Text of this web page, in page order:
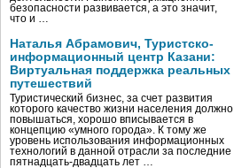
безопасности развивается, а это значит,
что и …
Наталья Абрамович, Туристско-
информационный центр Казани:
Виртуальная поддержка реальных
путешествий
Туристический бизнес, за счет развития
которого качество жизни населения должно
повышаться, хорошо вписывается в
концепцию «умного города». К тому же
уровень использования информационных
технологий в данной отрасли за последние
пятнадцать-двадцать лет …